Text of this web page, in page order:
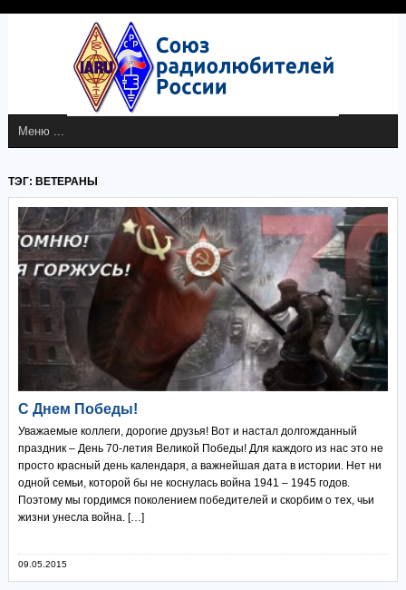
ТЭГ: ВЕТЕРАНЫ
С Днем Победы!
Уважаемые коллеги, дорогие друзья! Вот и настал долгожданный
праздник – День 70-летия Великой Победы! Для каждого из нас это не
просто красный день календаря, а важнейшая дата в истории. Нет ни
одной семьи, которой бы не коснулась война 1941 – 1945 годов.
Поэтому мы гордимся поколением победителей и скорбим о тех, чьи
жизни унесла война. […]
09.05.2015